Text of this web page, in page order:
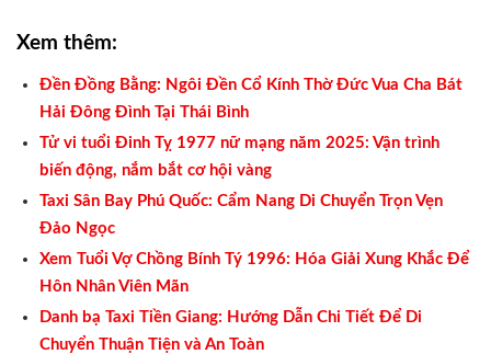
Xem thêm:
Đền Đồng Bằng: Ngôi Đền Cổ Kính Thờ Đức Vua Cha Bát
Hải Đông Đình Tại Thái Bình
Tử vi tuổi Đinh Tỵ 1977 nữ mạng năm 2025: Vận trình
biến động, nắm bắt cơ hội vàng
Taxi Sân Bay Phú Quốc: Cẩm Nang Di Chuyển Trọn Vẹn
Đảo Ngọc
Xem Tuổi Vợ Chồng Bính Tý 1996: Hóa Giải Xung Khắc Để
Hôn Nhân Viên Mãn
Danh bạ Taxi Tiền Giang: Hướng Dẫn Chi Tiết Để Di
Chuyển Thuận Tiện và An Toàn